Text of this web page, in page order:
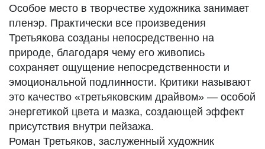
Особое место в творчестве художника занимает
пленэр. Практически все произведения
Третьякова созданы непосредственно на
природе, благодаря чему его живопись
сохраняет ощущение непосредственности и
эмоциональной подлинности. Критики называют
это качество «третьяковским драйвом» — особой
энергетикой цвета и мазка, создающей эффект
присутствия внутри пейзажа.
Роман Третьяков, заслуженный художник